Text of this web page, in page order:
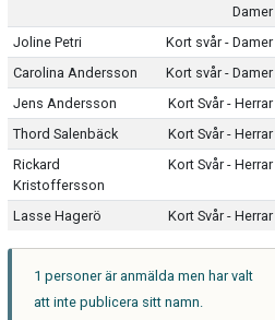
Damer
Joline Petri
Kort svår - Damer
Carolina Andersson
Kort svår - Damer
Jens Andersson
Kort Svår - Herrar
Thord Salenbäck
Kort Svår - Herrar
Rickard
Kristoffersson
Kort Svår - Herrar
Lasse Hagerö Kort Svår - Herrar
1 personer är anmälda men har valt
att inte publicera sitt namn.